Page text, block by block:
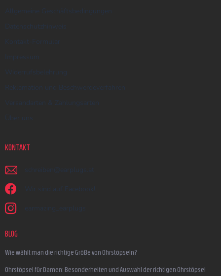
Allgemeine Geschäftsbedingungen
Datenschutzhinweis
Kontakt-Formular
Impressum
Widerrufsbelehrung
Reklamation und Beschwerdeverfahren
Versandarten & Zahlungsarten
Über uns
KONTAKT
schreiben @ earplugs.at
Wir sind auf Facebook!
earmazing_earplugs
BLOG
Wie wählt man die richtige Größe von Ohrstöpseln?
Ohrstöpsel für Damen: Besonderheiten und Auswahl der richtigen Ohrstöpsel